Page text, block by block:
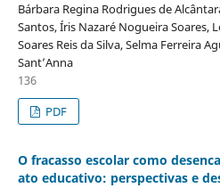
Bárbara Regina Rodrigues de
Santos, Íris Nazaré Nogueira Soares,
Soares Reis da Silva, Selma Ferreira
Sant’Anna
136
PDF
O fracasso escolar como
ato educativo: perspectivas e